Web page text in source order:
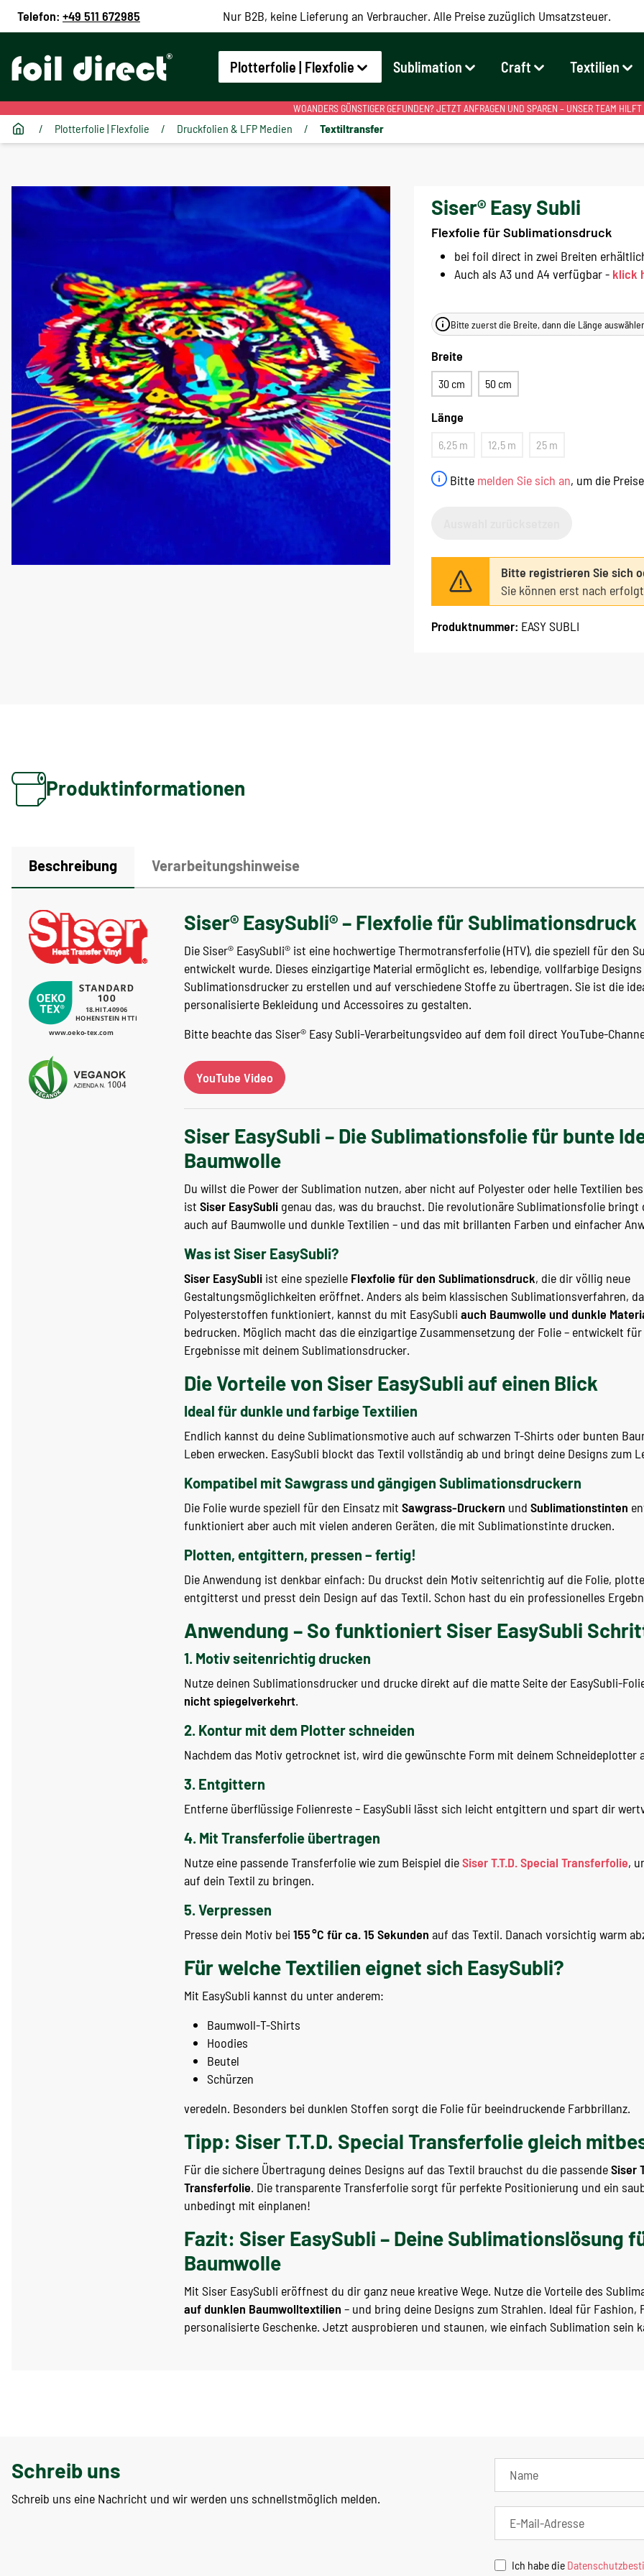
Telefon: +49 511 672985 Nur B2B, keine Lieferung an Verbraucher. Alle Preise zuzüglich Umsatzsteuer.
Plotterfolie | Flexfolie Sublimation Craft Textilien
WOANDERS GÜNSTIGER GEFUNDEN? JETZT ANFRAGEN UND SPAREN – UNSER TEAM HILFT
/ Plotterfolie | Flexfolie / Druckfolien & LFP Medien / Textiltransfer
Siser® Easy Subli
Flexfolie für Sublimationsdruck
bei foil direct in zwei Breiten
Auch als A3 und A4 verfügbar - klick
Bitte melden Sie sich an, um die
Bitte zuerst die Breite, dann die Länge
Breite
30 cm 50 cm
Länge
6,25 m 12,5 m 25 m
Bitte registrieren Sie sich
Sie können erst nach
Produktnummer: EASY SUBLI
Produktinformationen
Beschreibung Verarbeitungshinweise
Siser® EasySubli® – Flexfolie für Sublimationsdruck
Die Siser® EasySubli® ist eine hochwertige Thermotransferfolie (HTV), die speziell für den
entwickelt wurde. Dieses einzigartige Material ermöglicht es, lebendige, vollfarbige
Sublimationsdrucker zu erstellen und auf verschiedene Stoffe zu übertragen. Sie ist die
personalisierte Bekleidung und Accessoires zu gestalten.
Bitte beachte das Siser® Easy Subli-Verarbeitungsvideo auf dem foil direct YouTube-
YouTube Video
Siser EasySubli – Die Sublimationsfolie für bunte
Baumwolle
Du willst die Power der Sublimation nutzen, aber nicht auf Polyester oder helle Textilien
ist Siser EasySubli genau das, was du brauchst. Die revolutionäre Sublimationsfolie bringt
auch auf Baumwolle und dunkle Textilien – und das mit brillanten Farben und einfacher
Was ist Siser EasySubli?
Siser EasySubli ist eine spezielle Flexfolie für den Sublimationsdruck, die dir völlig neue
Gestaltungsmöglichkeiten eröffnet. Anders als beim klassischen Sublimationsverfahren,
Polyesterstoffen funktioniert, kannst du mit EasySubli auch Baumwolle und dunkle
bedrucken. Möglich macht das die einzigartige Zusammensetzung der Folie – entwickelt
Ergebnisse mit deinem Sublimationsdrucker.
Die Vorteile von Siser EasySubli auf einen Blick
Ideal für dunkle und farbige Textilien
Endlich kannst du deine Sublimationsmotive auch auf schwarzen T-Shirts oder bunten
Leben erwecken. EasySubli blockt das Textil vollständig ab und bringt deine Designs zum
Kompatibel mit Sawgrass und gängigen Sublimationsdruckern
Die Folie wurde speziell für den Einsatz mit Sawgrass-Druckern und Sublimationstinten
funktioniert aber auch mit vielen anderen Geräten, die mit Sublimationstinte drucken.
Plotten, entgittern, pressen – fertig!
Die Anwendung ist denkbar einfach: Du druckst dein Motiv seitenrichtig auf die Folie,
entgitterst und presst dein Design auf das Textil. Schon hast du ein professionelles
Anwendung – So funktioniert Siser EasySubli
1. Motiv seitenrichtig drucken
Nutze deinen Sublimationsdrucker und drucke direkt auf die matte Seite der EasySubli-
nicht spiegelverkehrt.
2. Kontur mit dem Plotter schneiden
Nachdem das Motiv getrocknet ist, wird die gewünschte Form mit deinem Schneideplotter
3. Entgittern
Entferne überflüssige Folienreste – EasySubli lässt sich leicht entgittern und spart dir
4. Mit Transferfolie übertragen
Nutze eine passende Transferfolie wie zum Beispiel dieSiser T.T.D. Special Transferfolie,
auf dein Textil zu bringen.
5. Verpressen
Presse dein Motiv bei 155 °C für ca. 15 Sekunden auf das Textil. Danach vorsichtig warm
Für welche Textilien eignet sich EasySubli?
Mit EasySubli kannst du unter anderem:
Baumwoll-T-Shirts
Hoodies
Beutel
Schürzen
veredeln. Besonders bei dunklen Stoffen sorgt die Folie für beeindruckende Farbbrillanz.
Tipp: Siser T.T.D. Special Transferfolie gleich
Für die sichere Übertragung deines Designs auf das Textil brauchst du die passendeSiser
Transferfolie. Die transparente Transferfolie sorgt für perfekte Positionierung und ein
unbedingt mit einplanen!
Fazit: Siser EasySubli – Deine Sublimationslösung
Baumwolle
Mit Siser EasySubli eröffnest du dir ganz neue kreative Wege. Nutze die Vorteile des
auf dunklen Baumwolltextilien – und bring deine Designs zum Strahlen. Ideal für Fashion,
personalisierte Geschenke. Jetzt ausprobieren und staunen, wie einfach Sublimation sein
Schreib uns
Schreib uns eine Nachricht und wir werden uns schnellstmöglich melden.
Ich habe die